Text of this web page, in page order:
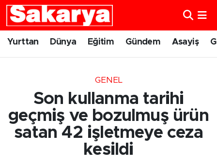
Yurttan Dünya Eğitim Gündem Asayiş
GENEL
Son kullanma tarihi
geçmiş ve bozulmuş ürün
satan 42 işletmeye ceza
kesildi
Yurttan
Gündem
Eskişehirspor
Eskişehir Nöbetçi Eczaneler
Eskişehir Trafik Yoğunluk Haritası
Süper Lig Puan Durumu ve Fikstür